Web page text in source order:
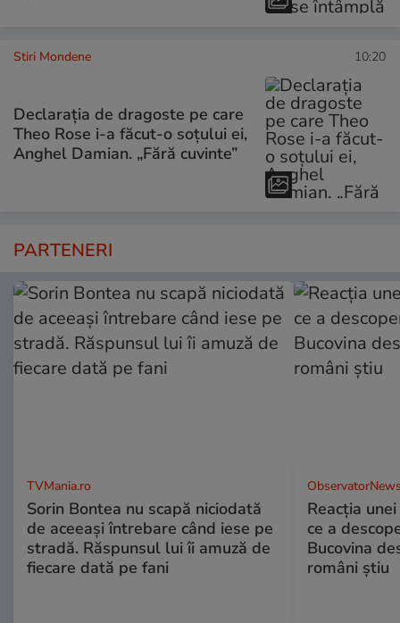
Stiri Mondene 10:20
Declarația de dragoste pe care
Theo Rose i-a făcut-o soțului ei,
Anghel Damian. „Fără cuvinte”
PARTENERI
TVMania.ro
Sorin Bontea nu scapă niciodată
de aceeași întrebare când iese pe
stradă. Răspunsul lui îi amuză de
fiecare dată pe fani
Reacția
ce a
Bucovina
români știu